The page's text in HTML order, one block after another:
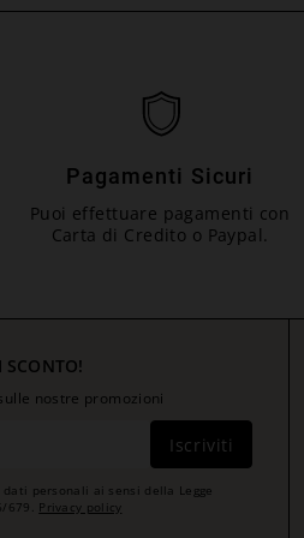
Pagamenti Sicuri
Puoi effettuare pagamenti con
Carta di Credito o Paypal.
SCONTO!
nostre promozioni
Iscriviti
personali ai sensi della Legge
679. Privacy policy